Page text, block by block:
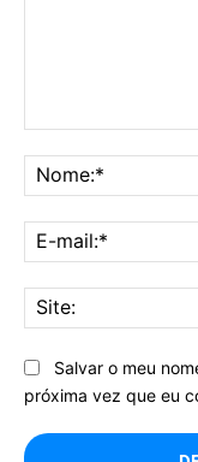
Salvar o meu
próxima vez que eu